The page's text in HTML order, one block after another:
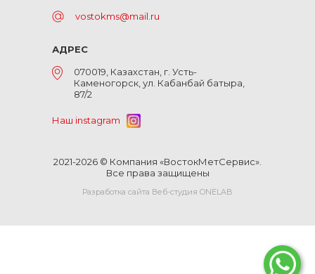
vostokms@mail.ru
АДРЕС
070019, Казахстан, г. Усть-
Каменогорск, ул. Кабанбай батыра,
87/2
Наш instagram
2021-2026 © Компания «ВостокМетСервис».
Все права защищены
Разработка сайта Веб-студия ONELAB